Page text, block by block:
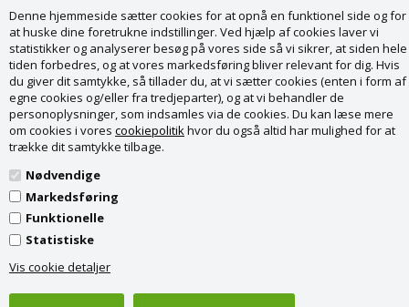
Denne hjemmeside sætter cookies for at opnå en funktionel side og for
at huske dine foretrukne indstillinger. Ved hjælp af cookies laver vi
statistikker og analyserer besøg på vores side så vi sikrer, at siden hele
tiden forbedres, og at vores markedsføring bliver relevant for dig. Hvis
du giver dit samtykke, så tillader du, at vi sætter cookies (enten i form af
egne cookies og/eller fra tredjeparter), og at vi behandler de
personoplysninger, som indsamles via de cookies. Du kan læse mere
om cookies i vores cookiepolitikhvor du også altid har mulighed for at
trække dit samtykke tilbage.
Nødvendige
Markedsføring
Funktionelle
Statistiske
Vis cookie detaljer
FORTRYDELSESRET
Kundeservice
Køge Brændesalg ApS
Vordingborgvej 169
4682 Tureby
CVR nr. 36988789
Tel: + 45 28 82 53 71
info@kbsalg.dk